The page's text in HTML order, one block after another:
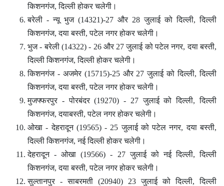
किशनगंज, दिल्ली होकर चलेगी।
बरेली - न्यू भुज (14321)-27 और 28 जुलाई को दिल्ली, दिल्ली
किशनगंज, दया बस्ती, पटेल नगर होकर चलेगी।
भुज - बरेली (14322) - 26 और 27 जुलाई को पटेल नगर, दया बस्ती,
दिल्ली किशनगंज, दिल्ली होकर चलेगी।
किशनगंज - अजमेर (15715)-25 और 27 जुलाई को दिल्ली, दिल्ली
किशनगंज, दया बस्ती, पटेल नगर होकर चलेगी।
मुजफ्फरपुर - पोरबंदर (19270) - 27 जुलाई को दिल्ली, दिल्ली
किशनगंज, दयाबस्ती, पटेल नगर होकर चलेगी।
ओखा - देहरादून (19565) - 25 जुलाई को पटेल नगर, दया बस्ती,
दिल्ली किशनगंज, नई दिल्ली होकर चलेगी।
देहरादून - ओखा (19566) - 27 जुलाई को नई दिल्ली, दिल्ली
किशनगंज, दया बस्ती, पटेल नगर होकर चलेगी।
सुल्तानपुर - साबरमती (20940) 23 जुलाई को दिल्ली, दिल्ली